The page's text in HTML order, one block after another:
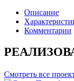
Описание
Комментарии
Смотреть все